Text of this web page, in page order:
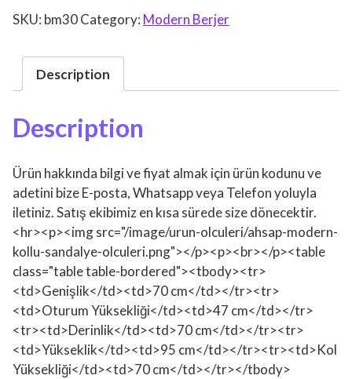
SKU: bm30Category: Modern Berjer
Description
Description
Ürün hakkında bilgi ve fiyat almak için ürün kodunu ve
adetini bize E-posta, Whatsapp veya Telefon yoluyla
iletiniz. Satış ekibimiz en kısa sürede size dönecektir.
<hr><p><img src="/image/urun-olculeri/ahsap-modern-
kollu-sandalye-olculeri.png"></p><p><br></p><table
class="table table-bordered"><tbody><tr>
<td>Genişlik</td><td>70 cm</td></tr><tr>
<td>Oturum Yüksekliği</td><td>47 cm</td></tr>
<tr><td>Derinlik</td><td>70 cm</td></tr><tr>
<td>Yükseklik</td><td>95 cm</td></tr><tr><td>Kol
Yüksekliği</td><td>70 cm</td></tr></tbody>